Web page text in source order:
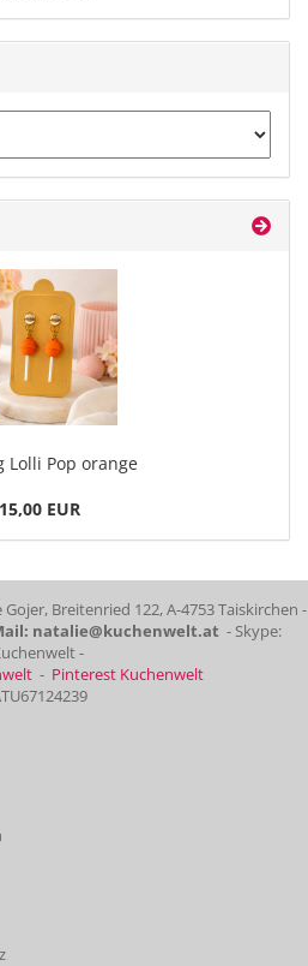
Lolli Pop orange
15,00 EUR
Gojer, Breitenried 122, A-4753 Taiskirchen -
natalie@kuchenwelt.at - Skype:
-
- Pinterest Kuchenwelt